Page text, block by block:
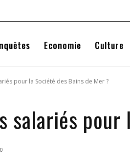
Economie Culture
pour la Société des Bains de Mer ?
salariés